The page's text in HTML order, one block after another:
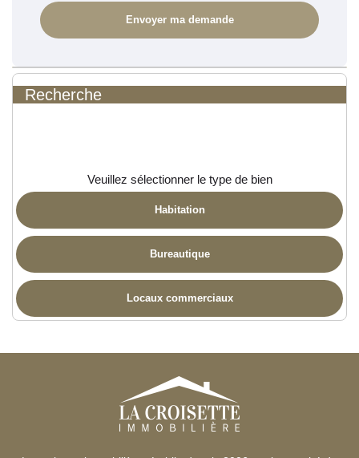
Recherche
Veuillez sélectionner le type de bien
Habitation
Bureautique
Locaux commerciaux